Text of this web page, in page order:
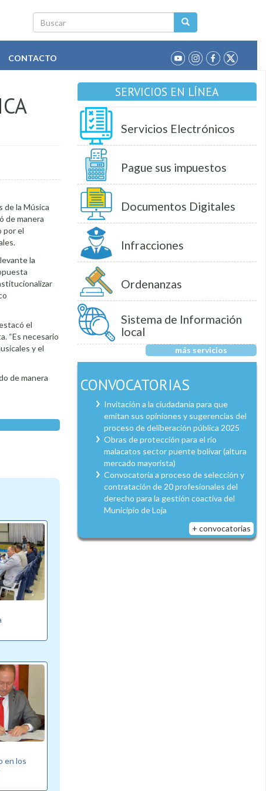
Buscar
CONTACTO
de la Música
de manera
por el
la
el
“Es necesario
y el
de manera
en los
SERVICIOS EN LÍNEA
Servicios Electrónicos
Pague sus impuestos
Documentos Digitales
Infracciones
Ordenanzas
Sistema de Información
local
más servicios
CONVOCATORIAS
Invitación a la ciudadanía para que
emitan sus opiniones y sugerencias del
proceso de deliberación pública 2025
Obras de protección para el río
malacatos sector puente bolívar (altura
mercado mayorista)
Convocatoria a proceso de selección y
contratación de 20 profesionales del
derecho para la gestión coactiva del
Municipio de Loja
+ convocatorias